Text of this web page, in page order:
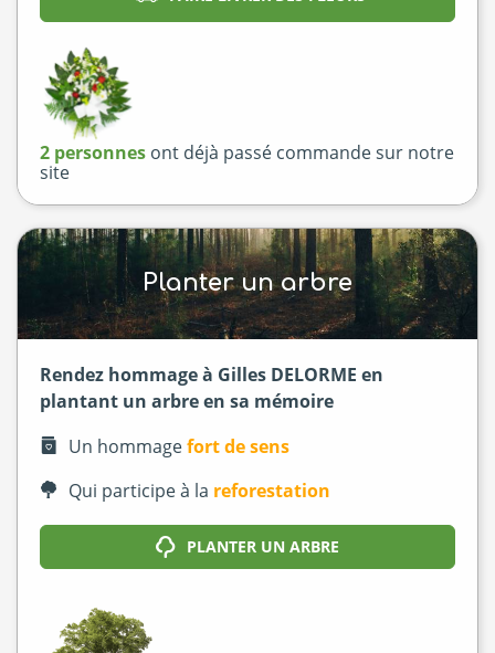
2 personnes ont déjà passé commande sur notre
site
Planter un arbre
Rendez hommage à Gilles DELORME en
plantant un arbre en sa mémoire
Un hommagefort de sens
Qui participe à la reforestation
PLANTER UN ARBRE